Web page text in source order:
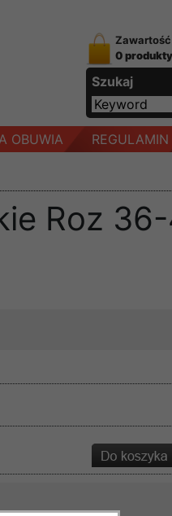
0
Szukaj
OBUWIA REGULAMIN
Roz 36-